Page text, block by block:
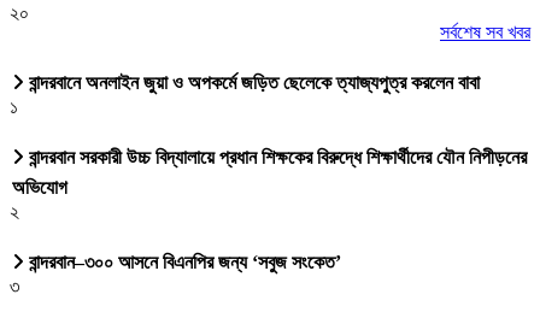
২০
সর্বশেষ সব খবর
বান্দরবানে অনলাইন জুয়া ও অপকর্মে জড়িত ছেলেকে ত্যাজ্যপুত্র করলেন বাবা
১
বান্দরবান সরকারী উচ্চ বিদ্যালায়ে প্রধান শিক্ষকের বিরুদ্ধে শিক্ষার্থীদের যৌন নিপীড়নের
অভিযোগ
২
বান্দরবান–৩০০ আসনে বিএনপির জন্য ‘সবুজ সংকেত’
৩